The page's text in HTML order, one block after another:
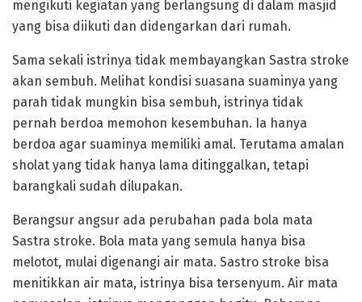
mengikuti kegiatan yang berlangsung di dalam masjid
yang bisa diikuti dan didengarkan dari rumah.
Sama sekali istrinya tidak membayangkan Sastra stroke
akan sembuh. Melihat kondisi suasana suaminya yang
parah tidak mungkin bisa sembuh, istrinya tidak
pernah berdoa memohon kesembuhan. Ia hanya
berdoa agar suaminya memiliki amal. Terutama amalan
sholat yang tidak hanya lama ditinggalkan, tetapi
barangkali sudah dilupakan.
Berangsur angsur ada perubahan pada bola mata
Sastra stroke. Bola mata yang semula hanya bisa
melotot, mulai digenangi air mata. Sastro stroke bisa
menitikkan air mata, istrinya bisa tersenyum. Air mata